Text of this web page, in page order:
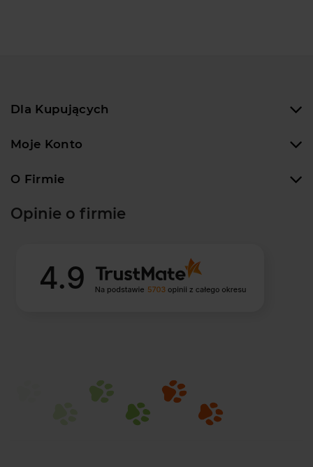
Dla Kupujących
Moje Konto
O Firmie
Opinie o firmie